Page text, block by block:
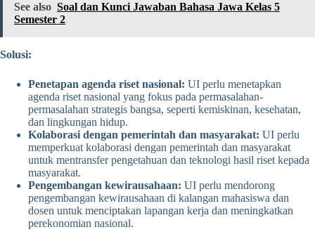
See also Soal dan Kunci Jawaban Bahasa Jawa Kelas 5
Semester 2
Solusi:
Penetapan agenda riset nasional: UI perlu menetapkan
agenda riset nasional yang fokus pada permasalahan-
permasalahan strategis bangsa, seperti kemiskinan, kesehatan,
dan lingkungan hidup.
Kolaborasi dengan pemerintah dan masyarakat: UI perlu
memperkuat kolaborasi dengan pemerintah dan masyarakat
untuk mentransfer pengetahuan dan teknologi hasil riset kepada
masyarakat.
Pengembangan kewirausahaan: UI perlu mendorong
pengembangan kewirausahaan di kalangan mahasiswa dan
dosen untuk menciptakan lapangan kerja dan meningkatkan
perekonomian nasional.